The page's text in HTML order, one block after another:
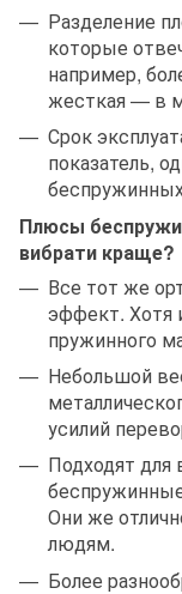
Разделение
которые
например,
жесткая — в
Срок
показатель,
Плюсы
вибрати краще?
Все тот же
эффект. Хотя
пружинного
Небольшой
усилий
Подходят для
Они же
людям.
Более